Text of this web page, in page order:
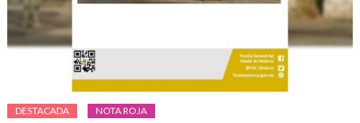
DESTACADA NOTA ROJA